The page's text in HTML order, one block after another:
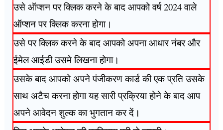
उसे ऑप्शन पर क्लिक करने के बाद आपको वर्ष 2024 वाले
ऑप्शन पर क्लिक करना होगा।
उसे पर क्लिक करने के बाद आपको अपना आधार नंबर और
ईमेल आईडी उसमे लिखना होगा।
उसके बाद आपको अपने पंजीकरण कार्ड की एक प्रति उसके
साथ अटैच करना होगा यह सारी प्रक्रिया होने के बाद आप
अपने आवेदन शुल्क का भुगतान कर दें।